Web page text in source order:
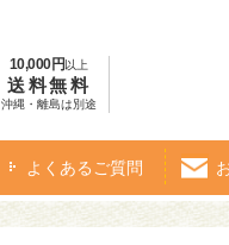
10,000円 以上
送料無料
沖縄・離島は別途
よくあるご質問